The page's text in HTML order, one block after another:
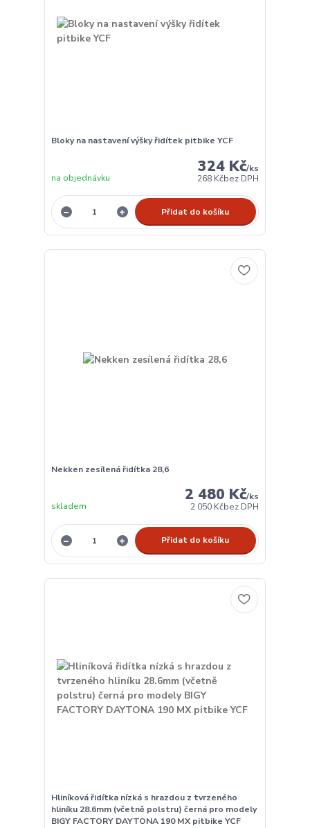
Bloky na nastavení výšky řidítek pitbike YCF
324 Kč/ks
268 Kčbez DPH
na objednávku
Přidat do košíku
Nekken zesílená řidítka 28,6
2 480 Kč/ks
2 050 Kčbez DPH
skladem
Přidat do košíku
Hliníková řidítka nízká s hrazdou z tvrzeného
hliníku 28.6mm (včetně polstru) černá pro modely
BIGY FACTORY DAYTONA 190 MX pitbike YCF